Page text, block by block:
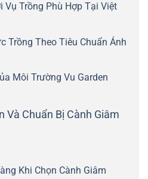
Vụ Trồng Phù Hợp Tại Việt
Trồng Theo Tiêu Chuẩn Ánh
Môi Trường Vu Garden
Và Chuẩn Bị Cành Giâm
Khi Chọn Cành Giâm